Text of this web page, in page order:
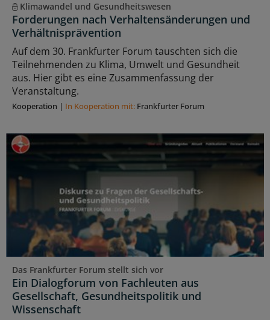
Klimawandel und Gesundheitswesen
Forderungen nach Verhaltensänderungen und
Verhältnisprävention
Auf dem 30. Frankfurter Forum tauschten sich die
Teilnehmenden zu Klima, Umwelt und Gesundheit
aus. Hier gibt es eine Zusammenfassung der
Veranstaltung.
Kooperation | In Kooperation mit: Frankfurter Forum
Das Frankfurter Forum stellt sich vor
Ein Dialogforum von Fachleuten aus
Gesellschaft, Gesundheitspolitik und
Wissenschaft